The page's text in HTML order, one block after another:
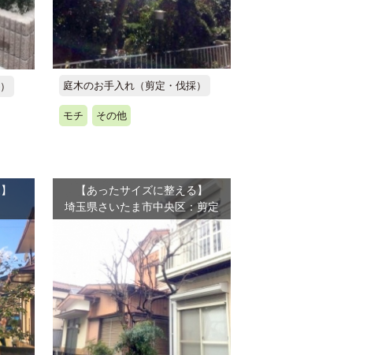
庭木のお手入れ（剪定・伐採）
モチ その他
【あったサイズに整える】
埼玉県さいたま市中央区：剪定